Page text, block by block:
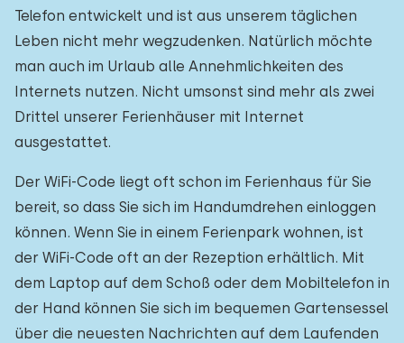
Telefon entwickelt und ist aus unserem täglichen
Leben nicht mehr wegzudenken. Natürlich möchte
man auch im Urlaub alle Annehmlichkeiten des
Internets nutzen. Nicht umsonst sind mehr als zwei
Drittel unserer Ferienhäuser mit Internet
ausgestattet.
Der WiFi-Code liegt oft schon im Ferienhaus für Sie
bereit, so dass Sie sich im Handumdrehen einloggen
können. Wenn Sie in einem Ferienpark wohnen, ist
der WiFi-Code oft an der Rezeption erhältlich. Mit
dem Laptop auf dem Schoß oder dem Mobiltelefon in
der Hand können Sie sich im bequemen Gartensessel
über die neuesten Nachrichten auf dem Laufenden